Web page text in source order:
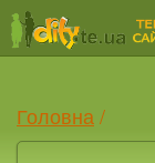
Головна /